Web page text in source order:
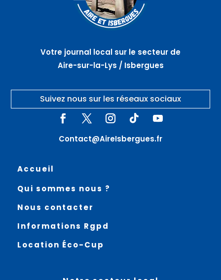
Votre journal local sur le secteur de
Aire-sur-la-Lys / Isbergues
Suivez nous sur les réseaux sociaux
Contact@AireIsbergues.fr
Accueil
Qui sommes nous ?
Nous contacter
Informations Rgpd
Location Éco-Cup